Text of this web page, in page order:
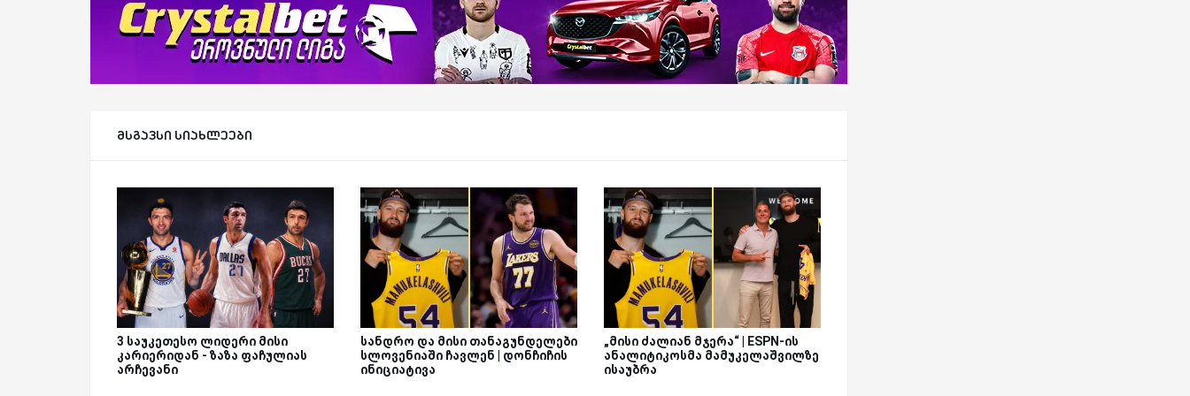
მსგავსი სიახლეები
3 საუკეთესო ლიდერი მისი
კარიერიდან - ზაზა ფაჩულიას
არჩევანი
სანდრო და მისი თანაგუნდელები
სლოვენიაში ჩავლენ | დონჩიჩის
ინიციატივა
„მისი ძალიან მჯერა“ | ESPN-ის
ანალიტიკოსმა მამუკელაშვილზე
ისაუბრა